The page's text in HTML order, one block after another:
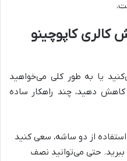
کالری کاپوچینو
یا به طور کلی می‌خواهید
دهید، چند راهکار ساده
از دو ساشه، سعی کنید
حتی می‌توانید نصف